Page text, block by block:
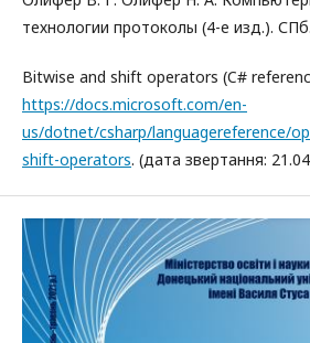
технологии протоколы (4-е изд.).
Bitwise and shift operators (C#
https://docs.microsoft.com/en-
us/dotnet/csharp/languagereference/
shift-operators. (дата звертання: